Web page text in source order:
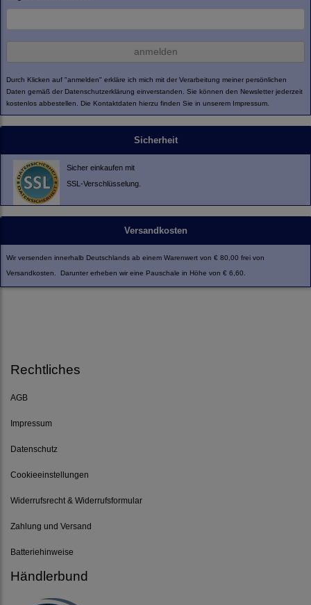
anmelden
Durch Klicken auf "anmelden" erkläre ich mich mit der Verarbeitung meiner persönlichen
Daten gemäß der Datenschutzerklärung einverstanden. Sie können den Newsletter jederzeit
kostenlos abbestellen. Die Kontaktdaten hierzu finden Sie in unserem Impressum.
Sicherheit
Sicher einkaufen mit
SSL-Verschlüsselung.
Versandkosten
Wir versenden innerhalb Deutschlands ab einem Warenwert von € 80,00 frei von
Versandkosten. Darunter erheben wir eine Pauschale in Höhe von € 6,60.
Rechtliches
AGB
Impressum
Datenschutz
Cookieeinstellungen
Widerrufsrecht & Widerrufsformular
Zahlung und Versand
Batteriehinweise
Händlerbund